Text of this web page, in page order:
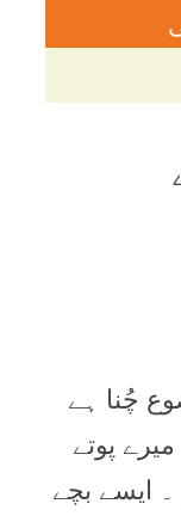
چُنا ہے
پوتے
ايسے بچے